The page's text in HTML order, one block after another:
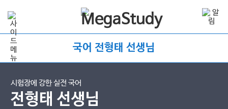
국어 전형태 선생님
시험장에 강한 실전 국어
전형태 선생님